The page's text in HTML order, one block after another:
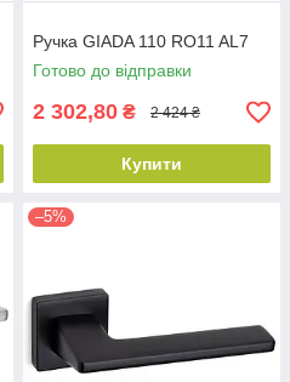
Ручка GIADA 110 RO11 AL7
Готово до відправки
2 302,80 ₴ 2 424 ₴
Купити
–5%